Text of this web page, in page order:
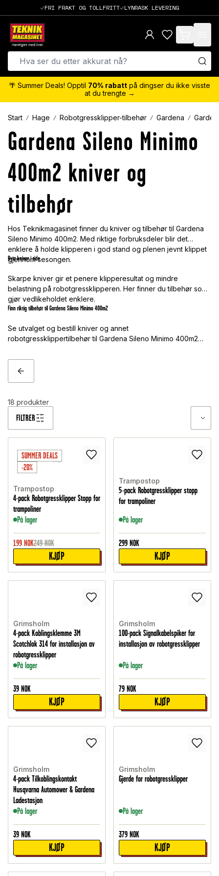
FRI FRAKT OG TOLLFRITT LYNRASK LEVERING
items in cart,
🌴 Summer Deals! Opptil 70% rabatt på dingser du ikke visste
at du trengte →
Start Hage Robotgressklipper-tilbehør Gardena
Gardena Sileno Minimo
400m2 kniver og
tilbehør
Hos Teknikmagasinet finner du kniver og tilbehør til Gardena
Sileno Minimo 400m2. Med riktige forbruksdeler blir det
enklere å holde klipperen i god stand og plenen jevnt klippet
gjennom sesongen.
Bytt kniver i tide
Skarpe kniver gir et penere klipperesultat og mindre
belastning på robotgressklipperen. Her finner du tilbehør som
gjør vedlikeholdet enklere.
Finn riktig tilbehør til Gardena Sileno Minimo 400m2
Se utvalget og bestill kniver og annet
robotgressklippertilbehør til Gardena Sileno Minimo 400m2
TILBAKE
FILTRER
18 produkter
SUMMER DEALS
-20%
Trampostop
4-pack Robotgressklipper Stopp for
trampoliner
På lager
199 NOK249 NOK
KJØP
Trampostop
5-pack Robotgressklipper stopp
for trampoliner
På lager
299 NOK
KJØP
Grimsholm
4-pack Koblingsklemme 3M
Scotchlok 314 for installasjon av
robotgressklipper
På lager
39 NOK
KJØP
Grimsholm
100-pack Signalkabelspiker for
installasjon av robotgressklipper
På lager
79 NOK
KJØP
Grimsholm
4-pack Tilkoblingskontakt
Husqvarna Automower & Gardena
Ladestasjon
På lager
39 NOK
KJØP
Grimsholm
Gjerde for robotgressklipper
På lager
379 NOK
KJØP